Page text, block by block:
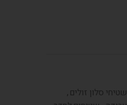
שטיחי סלון זולים,